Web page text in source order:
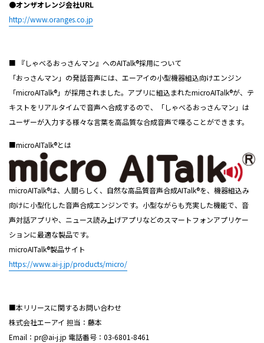
●オンザオレンジ会社URL
http://www.oranges.co.jp
■ 『しゃべるおっさんマン』へのAITalk®採用について
「おっさんマン」の発話音声には、エーアイの小型機器組込向けエンジン
「microAITalk®」が採用されました。アプリに組込まれたmicroAITalk®が、テ
キストをリアルタイムで音声へ合成するので、「しゃべるおっさんマン」は
ユーザーが入力する様々な言葉を高品質な合成音声で喋ることができます。
■microAITalk®とは
microAITalk®は、人間らしく、自然な高品質音声合成AITalk®を、機器組込み
向けに小型化した音声合成エンジンです。小型ながらも充実した機能で、音
声対話アプリや、ニュース読み上げアプリなどのスマートフォンアプリケー
ションに最適な製品です。
microAITalk®製品サイト
https://www.ai-j.jp/products/micro/
■本リリースに関するお問い合わせ
株式会社エーアイ 担当：藤本
Email：pr@ai-j.jp 電話番号：03-6801-8461